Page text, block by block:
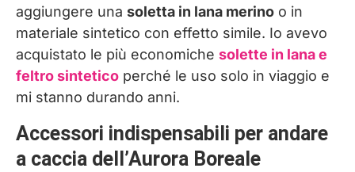
aggiungere una soletta in lana merino o in
materiale sintetico con effetto simile. Io avevo
acquistato le più economiche solette in lana e
feltro sintetico perché le uso solo in viaggio e
mi stanno durando anni.
Accessori indispensabili per andare
a caccia dell’Aurora Boreale